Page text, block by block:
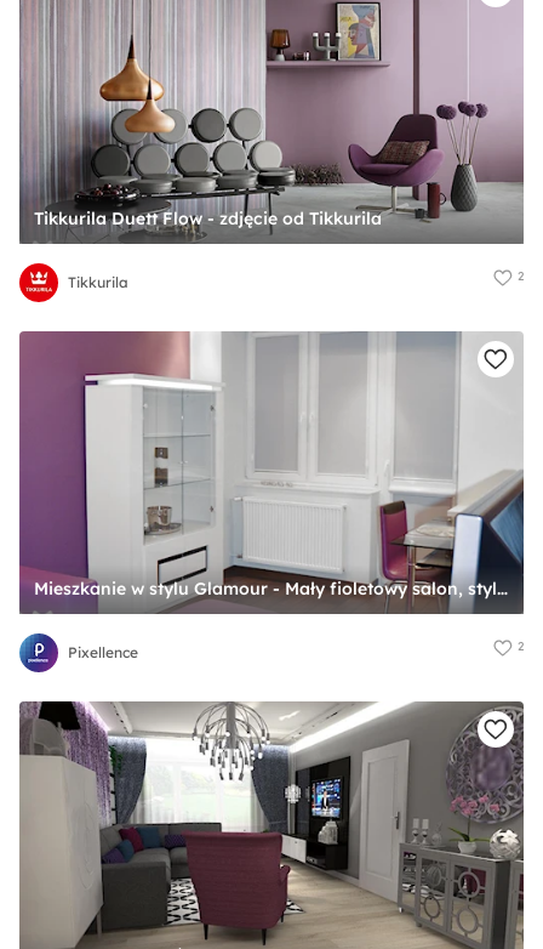
Tikkurila Duett Flow - zdjęcie od Tikkurila
Tikkurila 2
Mieszkanie w stylu Glamour - Mały fioletowy salon, styl glamour - zdjęcie od Pixellence
Pixellence 2